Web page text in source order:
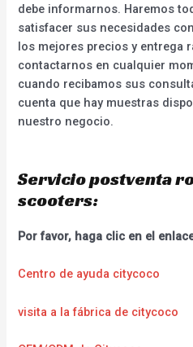
debe informarnos. Haremos
satisfacer sus necesidades
los mejores precios y entrega
contactarnos en cualquier
cuando recibamos sus
cuenta que hay muestras
nuestro negocio.
Servicio postventa
scooters:
Por favor, haga clic en el
Centro de ayuda citycoco
visita a la fábrica de citycoco